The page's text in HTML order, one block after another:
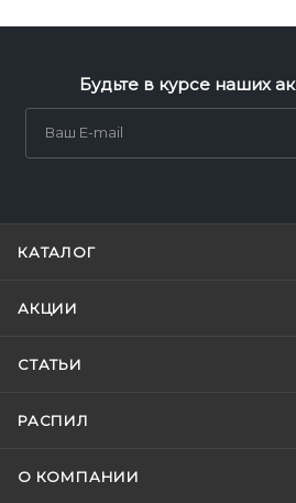
Будьте в курсе наших
КАТАЛОГ
АКЦИИ
СТАТЬИ
РАСПИЛ
О КОМПАНИИ